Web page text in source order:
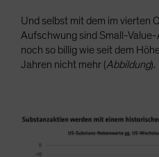
Und selbst mit dem im vierten
Aufschwung sind Small-
noch so billig wie seit dem
Jahren nicht mehr (Abbildung).